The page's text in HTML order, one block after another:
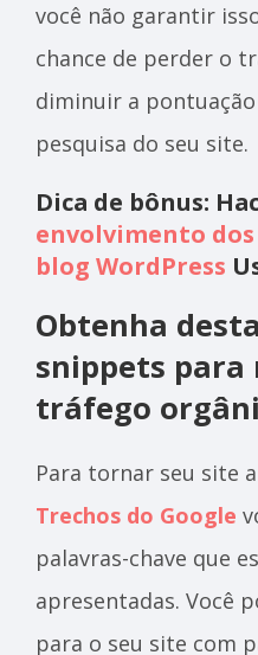
você não garantir
chance de perder o
diminuir a
pesquisa do seu
Dica de bônus:
envolvimento dos
blog WordPress
Obtenha
snippets
tráfego
Para tornar seu site
Trechos do Google
palavras-chave que
apresentadas. Você
para o seu site com